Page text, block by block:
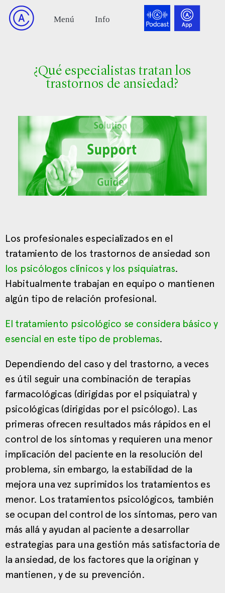
¿Qué especialistas tratan los
trastornos de ansiedad?
Los profesionales especializados en el
tratamiento de los trastornos de ansiedad son
los psicólogos clínicos y los psiquiatras.
Habitualmente trabajan en equipo o mantienen
algún tipo de relación profesional.
El tratamiento psicológico se considera básico y
esencial en este tipo de problemas.
Dependiendo del caso y del trastorno, a veces
es útil seguir una combinación de terapias
farmacológicas (dirigidas por el psiquiatra) y
psicológicas (dirigidas por el psicólogo). Las
primeras ofrecen resultados más rápidos en el
control de los síntomas y requieren una menor
implicación del paciente en la resolución del
problema, sin embargo, la estabilidad de la
mejora una vez suprimidos los tratamientos es
menor. Los tratamientos psicológicos, también
se ocupan del control de los síntomas, pero van
más allá y ayudan al paciente a desarrollar
estrategias para una gestión más satisfactoria de
la ansiedad, de los factores que la originan y
mantienen, y de su prevención.